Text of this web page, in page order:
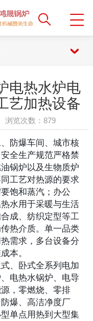
电热水炉电
艺加热设备
浏览次数：879
防爆车间、城市核
全生产规范严格禁
锅炉以及生物质炉
工艺对热源的要求
饱和蒸汽；办公
水用于采暖与生活
成、纺织定型等工
热介质。单一品类
需求，多台设备分
本。
、卧式全系列电加
电热水锅炉、电导
，零燃烧、零排
爆、高洁净度厂
单点用热到大型集